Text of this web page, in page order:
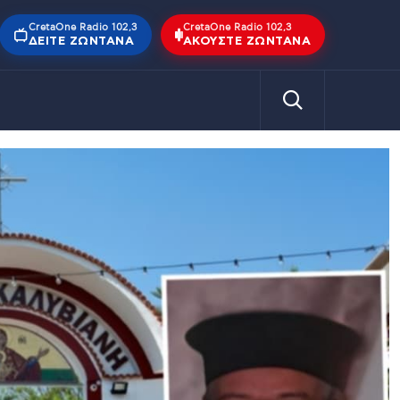
CretaOne Radio 102,3
ΔΕΊΤΕ ΖΩΝΤΑΝΆ
CretaOne Radio 102,3
ΑΚΟΎΣΤΕ ΖΩΝΤΑΝΆ